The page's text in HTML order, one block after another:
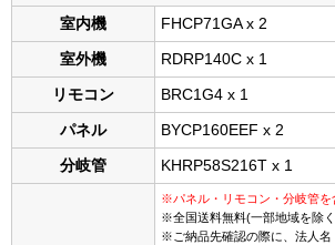
室内機 FHCP71GA x 2
室外機 RDRP140C x 1
リモコン BRC1G4 x 1
パネル BYCP160EEF x 2
分岐管 KHRP58S216T x 1
※パネル・リモコン・分岐管を
※全国送料無料(一部地域を除
※ご納品先確認の際に、法人名